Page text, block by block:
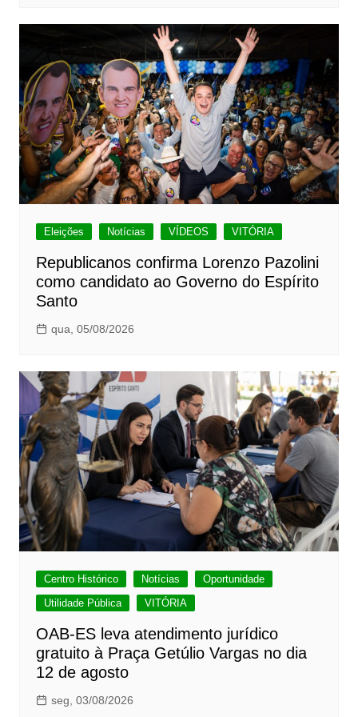
Eleições Notícias VÍDEOS VITÓRIA
Republicanos confirma Lorenzo Pazolini
como candidato ao Governo do Espírito
Santo
qua, 05/08/2026
Centro Histórico Notícias
Oportunidade
Utilidade Pública
VITÓRIA
OAB-ES leva atendimento jurídico
gratuito à Praça Getúlio Vargas no dia
12 de agosto
seg, 03/08/2026